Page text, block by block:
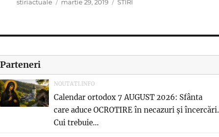
stiriactuale martie 29, 2019 STIRI
Parteneri
NOUTATI.INFO
Calendar ortodox 7 AUGUST 2026: Sfânta
care aduce OCROTIRE în necazuri și încercări.
Cui trebuie...